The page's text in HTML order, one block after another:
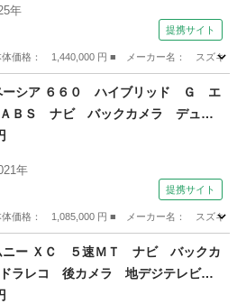
防止機能 衝突安全ボディ キーレ
４ＷＤ キーレスエントリー （検
年
提携サイト
価格： 1,440,000 円 ■ メーカー名： スズ
ーシア ６６０ ハイブリッド Ｇ エ
ＢＳ ナビ バックカメラ デュア
ポート 記録簿有 コーナーソナ
き イモビライザ メモリーナビゲ
イドエアバック Ｒカメラ ＶＳ
年
提携サイト
体価格： 1,085,000 円 ■ メーカー名： スズ
ニー ＸＣ ５速ＭＴ ナビ バックカ
ラレコ 後カメラ 地デジテレビ
ＷエアＢ スマートキープッシュ